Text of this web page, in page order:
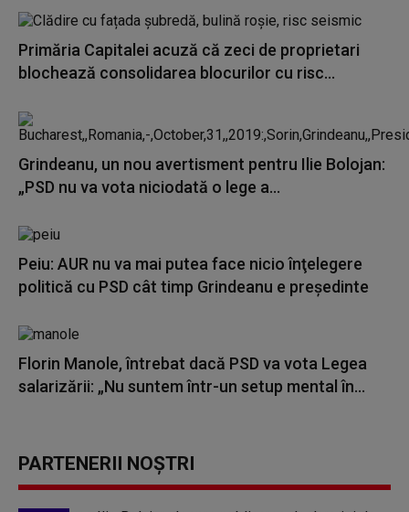
Primăria Capitalei acuză că zeci de proprietari
blochează consolidarea blocurilor cu risc...
Grindeanu, un nou avertisment pentru Ilie Bolojan:
„PSD nu va vota niciodată o lege a...
Peiu: AUR nu va mai putea face nicio înţelegere
politică cu PSD cât timp Grindeanu e preşedinte
Florin Manole, întrebat dacă PSD va vota Legea
salarizării: „Nu suntem într-un setup mental în...
PARTENERII NOȘTRI